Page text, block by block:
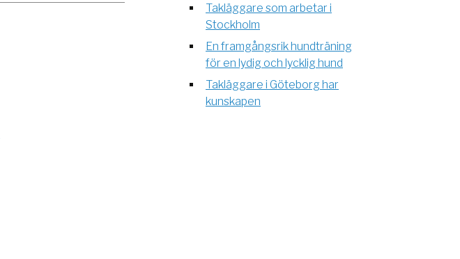
Takläggare som arbetar i
Stockholm
En framgångsrik hundträning
för en lydig och lycklig hund
Takläggare i Göteborg har
kunskapen